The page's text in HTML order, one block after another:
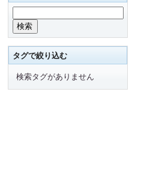
タグで絞り込む
検索タグがありません